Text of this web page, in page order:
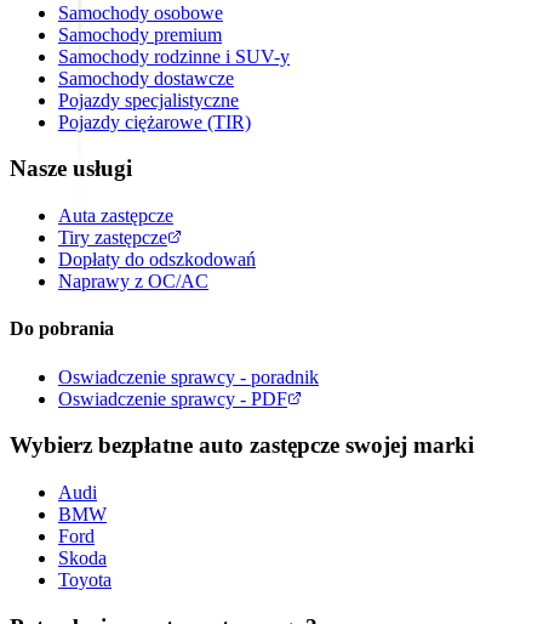
Samochody osobowe
Samochody premium
Samochody rodzinne i SUV-y
Samochody dostawcze
Pojazdy specjalistyczne
Pojazdy ciężarowe (TIR)
Nasze usługi
Auta zastępcze
Tiry zastępcze
Dopłaty do odszkodowań
Naprawy z OC/AC
Do pobrania
Oswiadczenie sprawcy - poradnik
Oswiadczenie sprawcy - PDF
Wybierz bezpłatne auto zastępcze swojej marki
Audi
BMW
Ford
Skoda
Toyota